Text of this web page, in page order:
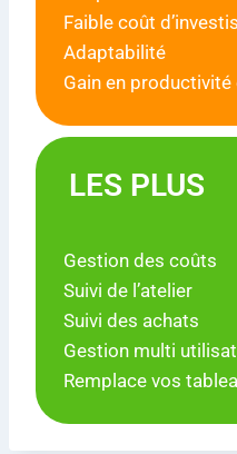
Faible coût
Adaptabilité
Gain en
LES PLUS
Gestion des coûts
Suivi de l’atelier
Suivi des achats
Gestion multi
Remplace vos